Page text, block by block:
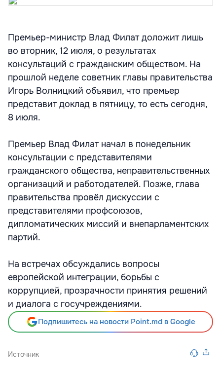
Премьер-министр Влад Филат доложит лишь
во вторник, 12 июля, о результатах
консультаций с гражданским обществом. На
прошлой неделе советник главы правительства
Игорь Волницкий объявил, что премьер
представит доклад в пятницу, то есть сегодня,
8 июля.
Премьер Влад Филат начал в понедельник
консультации с представителями
гражданского общества, неправительственных
организаций и работодателей. Позже, глава
правительства провёл дискуссии с
представителями профсоюзов,
дипломатических миссий и внепарламентских
партий.
На встречах обсуждались вопросы
европейской интеграции, борьбы с
коррупцией, прозрачности принятия решений
и диалога с госучреждениями.
Подпишитесь на новости Point.md в Google
Источник